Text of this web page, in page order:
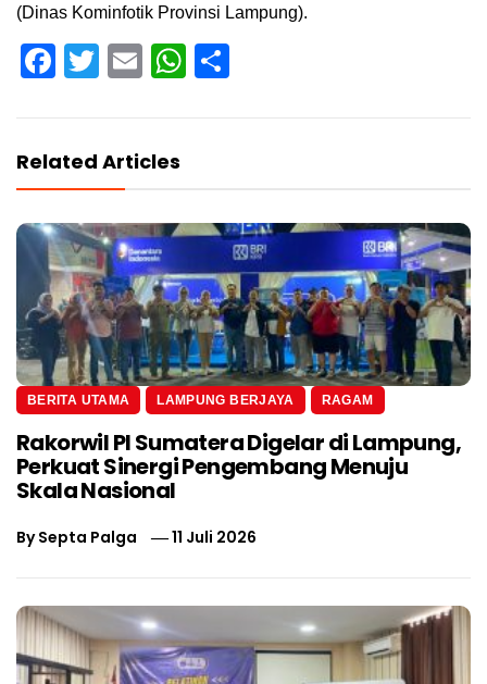
(Dinas Kominfotik Provinsi Lampung).
Facebook
Twitter
EmailWhatsApp
Related Articles
BERITA UTAMA LAMPUNG BERJAYA RAGAM
Rakorwil PI Sumatera Digelar di Lampung,
Perkuat Sinergi Pengembang Menuju
Skala Nasional
BySepta Palga 11 Juli 2026